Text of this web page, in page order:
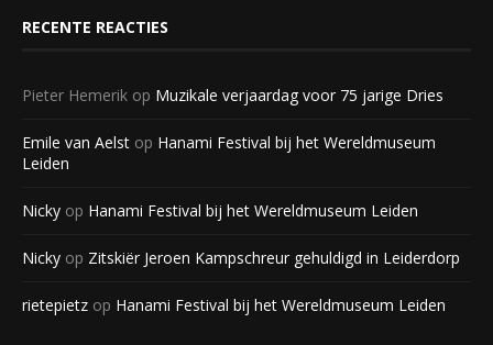
RECENTE REACTIES
Pieter Hemerik op Muzikale verjaardag voor 75 jarige Dries
Emile van Aelst op Hanami Festival bij het Wereldmuseum
Leiden
Nicky op Hanami Festival bij het Wereldmuseum Leiden
Nicky op Zitskiër Jeroen Kampschreur gehuldigd in Leiderdorp
rietepietz op Hanami Festival bij het Wereldmuseum Leiden